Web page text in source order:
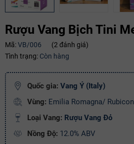
Rượu Vang Bịch Tini
Mã:VB/006
(2 đánh giá)
Tình trạng: Còn hàng
Quốc gia: Vang Ý (Italy)
Vùng: Emilia Romagna/
Loại Vang: Rượu Vang Đỏ
Nồng Độ: 12.0% ABV
Ngày hết hạn:
Điều kiện:
Copy mã và nhập mã ở trang